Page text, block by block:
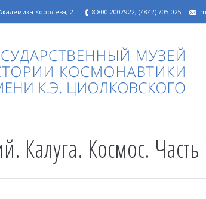
Королёва, 2 8 800 2007922, (4842) 705-025
Калуга. Космос.